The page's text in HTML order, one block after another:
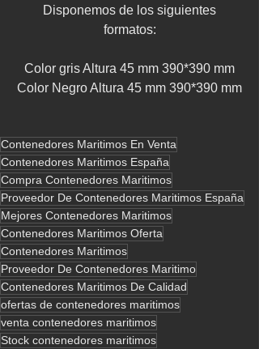
formatos:
Color gris Altura 45 mm 390*390 mm
Color Negro Altura 45 mm 390*390 mm
Contenedores Maritimos En Venta
Contenedores Maritimos España
Compra Contenedores Maritimos
Proveedor De Contenedores Maritimos España
Mejores Contenedores Maritimos
Contenedores Maritimos Oferta
Contenedores Maritimos
Proveedor De Contenedores Maritimo
Contenedores Maritimos De Calidad
ofertas de contenedores maritimos
venta contenedores maritimos
Stock contenedores maritimos